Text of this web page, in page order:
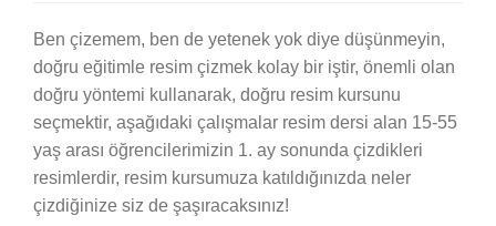
Ben çizemem, ben de yetenek yok diye düşünmeyin,
doğru eğitimle resim çizmek kolay bir iştir, önemli olan
doğru yöntemi kullanarak, doğru resim kursunu
seçmektir, aşağıdaki çalışmalar resim dersi alan 15-55
yaş arası öğrencilerimizin 1. ay sonunda çizdikleri
resimlerdir, resim kursumuza katıldığınızda neler
çizdiğinize siz de şaşıracaksınız!